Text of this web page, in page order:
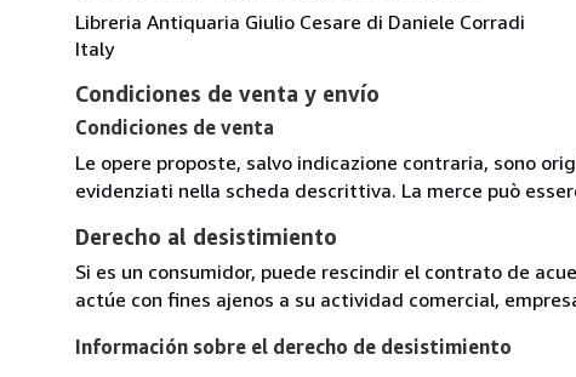
Libreria Antiquaria Giulio Cesare di Daniele Corradi
Italy
Condiciones de venta y envío
Condiciones de venta
Le opere proposte, salvo indicazione contraria, sono
evidenziati nella scheda descrittiva. La merce può
Derecho al desistimiento
Si es un consumidor, puede rescindir el contrato de
actúe con fines ajenos a su actividad comercial,
Información sobre el derecho de desistimiento